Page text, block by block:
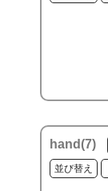
hand(7)
並び替え